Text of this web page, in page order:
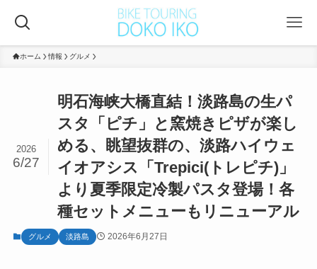
ホーム 情報 グルメ
明石海峡大橋直結！淡路島の生パ
スタ「ピチ」と窯焼きピザが楽し
める、眺望抜群の、淡路ハイウェ
イオアシス「Trepici(トレピチ)」
より夏季限定冷製パスタ登場！各
種セットメニューもリニューアル
2026
6/27
グルメ 淡路島 2026年6月27日